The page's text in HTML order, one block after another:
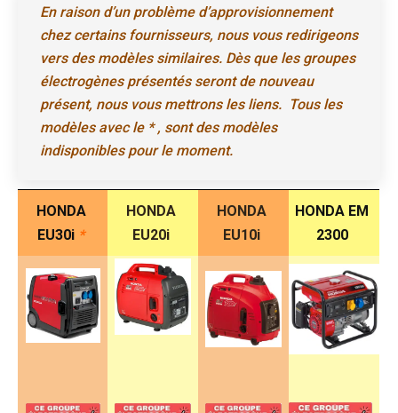
En raison d’un problème d’approvisionnement
chez certains fournisseurs, nous vous redirigeons
vers des modèles similaires. Dès que les groupes
électrogènes présentés seront de nouveau
présent, nous vous mettrons les liens. Tous les
modèles avec le * , sont des modèles
indisponibles pour le moment.
HONDA
EU30i *
HONDA
EU20i
HONDA
EU10i
HONDA EM
2300